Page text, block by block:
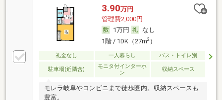
3.90万円
管理費2,000円
1万円
なし
1階 / 1DK（27m2）
礼金なし 一人暮らし バス・トイレ別
駐車場(近隣含)
モニタ付インターホ
ン
収納スペース
モレラ岐阜やコンビニまで徒歩圏内。収納スペースも
豊富。